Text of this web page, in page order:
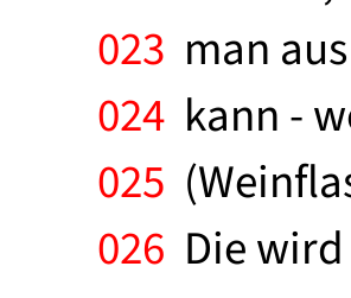
023 man
024 kann -
025
026 Die